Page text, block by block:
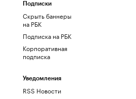
Подписки
Скрыть баннеры
на РБК
Подписка на РБК
Корпоративная
подписка
Уведомления
RSS Новости